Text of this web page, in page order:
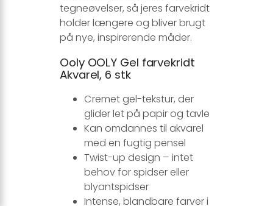
tegneøvelser, så jeres farvekridt
holder længere og bliver brugt
på nye, inspirerende måder.
Ooly OOLY Gel farvekridt
Akvarel, 6 stk
Cremet gel-tekstur, der
glider let på papir og tavle
Kan omdannes til akvarel
med en fugtig pensel
Twist-up design – intet
behov for spidser eller
blyantspidser
Intense, blandbare farver i